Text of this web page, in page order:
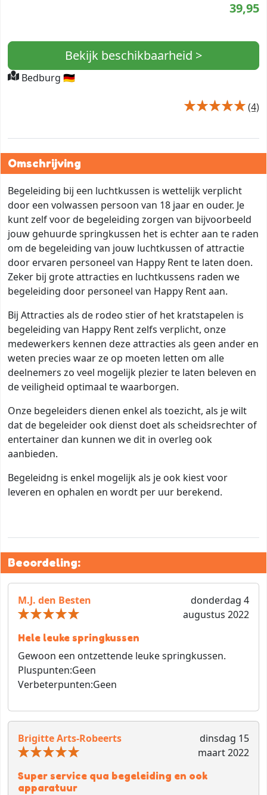
39,95
Bekijk beschikbaarheid >
Bedburg 🇩🇪
(4)
Omschrijving
Begeleiding bij een luchtkussen is wettelijk verplicht
door een volwassen persoon van 18 jaar en ouder. Je
kunt zelf voor de begeleiding zorgen van bijvoorbeeld
jouw gehuurde springkussen het is echter aan te raden
om de begeleiding van jouw luchtkussen of attractie
door ervaren personeel van Happy Rent te laten doen.
Zeker bij grote attracties en luchtkussens raden we
begeleiding door personeel van Happy Rent aan.
Bij Attracties als de rodeo stier of het kratstapelen is
begeleiding van Happy Rent zelfs verplicht, onze
medewerkers kennen deze attracties als geen ander en
weten precies waar ze op moeten letten om alle
deelnemers zo veel mogelijk plezier te laten beleven en
de veiligheid optimaal te waarborgen.
Onze begeleiders dienen enkel als toezicht, als je wilt
dat de begeleider ook dienst doet als scheidsrechter of
entertainer dan kunnen we dit in overleg ook
aanbieden.
Begeleidng is enkel mogelijk als je ook kiest voor
leveren en ophalen en wordt per uur berekend.
Beoordeling:
M.J. den Besten
donderdag 4
augustus 2022
Hele leuke springkussen
Gewoon een ontzettende leuke springkussen.
Pluspunten:Geen
Verbeterpunten:Geen
Brigitte Arts-Robeerts
dinsdag 15
maart 2022
Super service qua begeleiding en ook
apparatuur